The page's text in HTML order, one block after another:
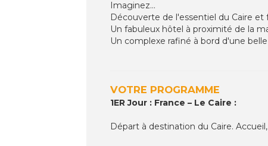
Imaginez...
Découverte de l'essentiel du Caire et
Un fabuleux hôtel à proximité de la
Un complexe rafiné à bord d'une
VOTRE PROGRAMME
1ER Jour : France – Le Caire :
Départ à destination du Caire.